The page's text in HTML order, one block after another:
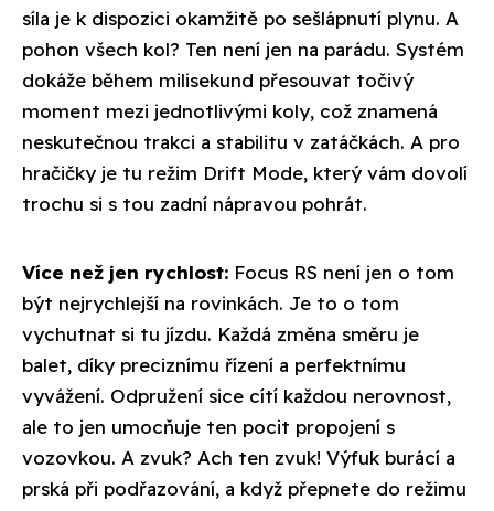
síla je k dispozici okamžitě po sešlápnutí plynu. A
pohon všech kol? Ten není jen na parádu. Systém
dokáže během milisekund přesouvat točivý
moment mezi jednotlivými koly, což znamená
neskutečnou trakci a stabilitu v zatáčkách. A pro
hračičky je tu režim Drift Mode, který vám dovolí
trochu si s tou zadní nápravou pohrát.
Více než jen rychlost: Focus RS není jen o tom
být nejrychlejší na rovinkách. Je to o tom
vychutnat si tu jízdu. Každá změna směru je
balet, díky preciznímu řízení a perfektnímu
vyvážení. Odpružení sice cítí každou nerovnost,
ale to jen umocňuje ten pocit propojení s
vozovkou. A zvuk? Ach ten zvuk! Výfuk burácí a
prská při podřazování, a když přepnete do režimu